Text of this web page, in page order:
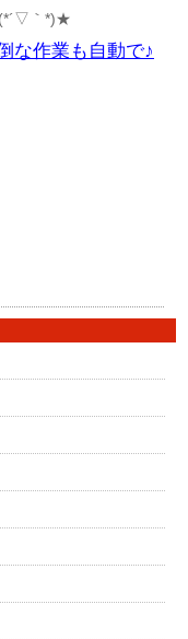
(*´▽｀*)★
な作業も自動で♪